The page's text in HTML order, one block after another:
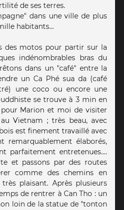
de ses terres.
dans une ville de plus
habitants...
des motos pour partir sur la
indénombrables bras du
dans un "café" entre la
un Ca Phé sua da (café
une coco ou encore une
se trouve à 3 min en
Marion et moi de visiter
Vietnam ; très beau, avec
est finement travaillé avec
remarquablement élaborés,
parfaitement entretenues....
et passons par des routes
comme des chemins en
plaisant. Après plusieurs
de rentrer à Can Tho : un
loin de la statue de "tonton